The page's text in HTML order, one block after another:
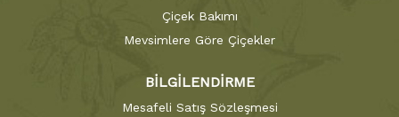
Çiçek Bakımı
Mevsimlere Göre Çiçekler
BİLGİLENDİRME
Mesafeli Satış Sözleşmesi